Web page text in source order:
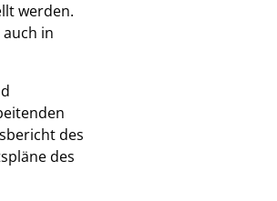
werden.
in
des
des